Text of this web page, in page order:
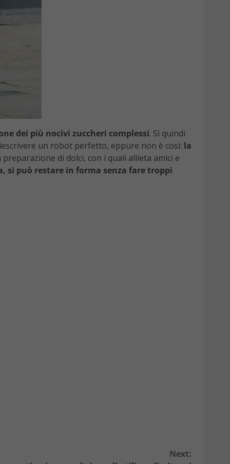
dei più nocivi zuccheri complessi. Sì quindi
un robot perfetto, eppure non è così: la
preparazione di dolci, con i quali allieta amici e
si può restare in forma senza fare troppi
Next: